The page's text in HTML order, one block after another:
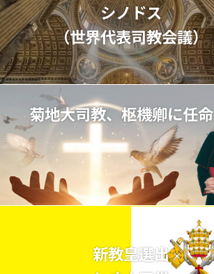
シノドス
（世界代表司教会議）
菊地大司教、枢機卿に任命
新教皇選出